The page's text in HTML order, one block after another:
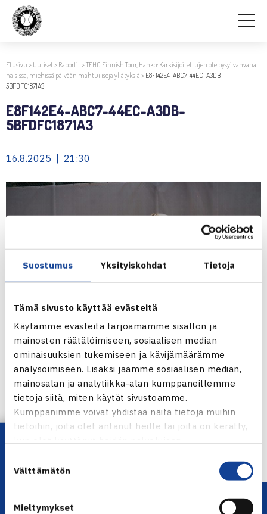
Suostumus Yksityiskohdat Tietoja
Tämä sivusto käyttää evästeitä
Käytämme evästeitä tarjoamamme sisällön ja
mainosten räätälöimiseen, sosiaalisen median
ominaisuuksien tukemiseen ja kävijämäärämme
analysoimiseen. Lisäksi jaamme sosiaalisen median,
mainosalan ja analytiikka-alan kumppaneillemme
tietoja siitä, miten käytät sivustoamme.
Kumppanimme voivat yhdistää näitä tietoja muihin
tietoihin, joita olet antanut heille tai joita on kerätty,
valinta
Välttämätön
Mieltymykset
Etusivu > Uutiset> Raportit>TEHO Finnish Tour, Hanko: Kärkisijoitettujen ote pysyi vahvana
naisissa, miehissä päivään mahtui isoja yllätyksiä > E8F142E4-ABC7-44EC-A3DB-
5BFDFC1871A3
E8F142E4-ABC7-44EC-A3DB-
5BFDFC1871A3
16.8.2025 | 21:30
Jaa:
Lataa OmaTennis!